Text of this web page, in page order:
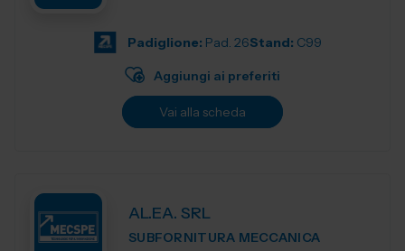
Padiglione: Pad. 26Stand: C99
Aggiungi ai preferiti
Vai alla scheda
AL.EA. SRL
SUBFORNITURA MECCANICA